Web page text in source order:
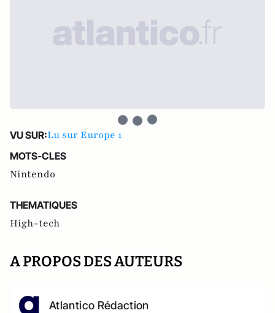
VU SUR:Lu sur Europe 1
MOTS-CLES
Nintendo
THEMATIQUES
High-tech
A PROPOS DES AUTEURS
Atlantico Rédaction